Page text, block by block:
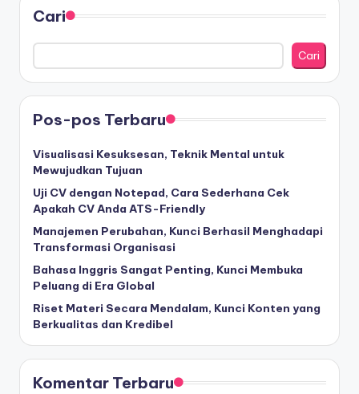
Cari
Cari
Pos-pos Terbaru
Visualisasi Kesuksesan, Teknik Mental untuk
Mewujudkan Tujuan
Uji CV dengan Notepad, Cara Sederhana Cek
Apakah CV Anda ATS-Friendly
Manajemen Perubahan, Kunci Berhasil Menghadapi
Transformasi Organisasi
Bahasa Inggris Sangat Penting, Kunci Membuka
Peluang di Era Global
Riset Materi Secara Mendalam, Kunci Konten yang
Berkualitas dan Kredibel
Komentar Terbaru